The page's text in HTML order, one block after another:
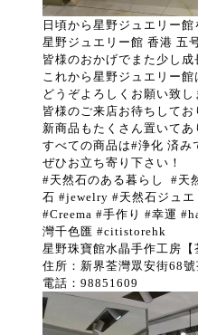
日頃から星野ジュエリー
星野ジュエリー館 香港 五
皆様のおかげでまた少し成
これから星野ジュエリー
どうぞよろしくお願い致し
皆様のご来店お待ちしてお
新商品もたくさん置いてあ
すべての商品は#浄化 済み
ぜひお立ち寄り下さい！
#天然石のある暮らし #天
石 #jewelry #天然石ジュ
#Creema #手作り #幸運
灣千色匯 #citistorehk
星野珠寶館水晶手作工房【
住所：新界荃灣眾安街68
電話：98851609